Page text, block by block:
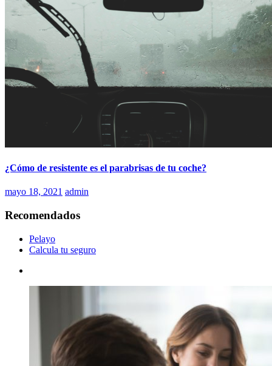
¿Cómo de resistente es el parabrisas de tu coche?
mayo 18, 2021 admin
Recomendados
Pelayo
Calcula tu seguro